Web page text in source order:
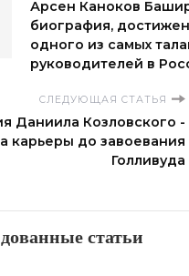
Арсен Каноков
биография,
одного из самых
руководителей в
СЛЕДУЮЩАЯ СТАТЬЯ
Даниила Козловского -
карьеры до завоевания
Голливуда
статьи